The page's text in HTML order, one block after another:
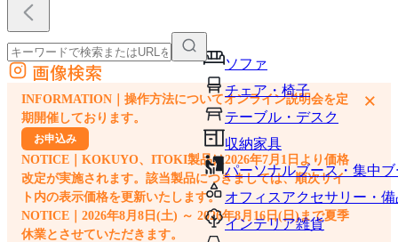
ソファ
チェア・椅子
テーブル・デスク
収納家具
パーソナルブース・集中
オフィスアクセサリー・備
インテリア雑貨
外部サイトの商品をカートに追加
他のサイトで見つけた商品ページのURLを貼り付けて、カートに追加できます
画像検索
INFORMATION｜操作方法についてオンライン説明会を定
期開催しております。
お申込み
NOTICE｜KOKUYO、ITOKI製品は2026年7月1日より価格
改定が実施されます。該当製品につきましては、順次サイ
ト内の表示価格を更新いたします。
NOTICE｜2026年8月8日(土) ～ 2026年8月16日(日)まで夏季
休業とさせていただきます。
×